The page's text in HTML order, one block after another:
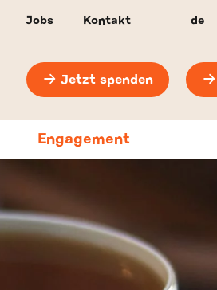
Jobs Kontakt de
Jetzt spenden
Engagement